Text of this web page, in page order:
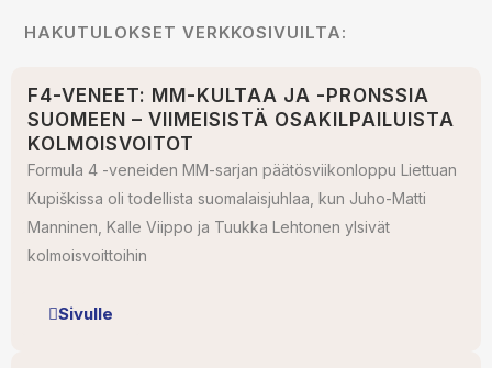
HAKUTULOKSET VERKKOSIVUILTA:
F4-VENEET: MM-KULTAA JA -PRONSSIA
SUOMEEN – VIIMEISISTÄ OSAKILPAILUISTA
KOLMOISVOITOT
Formula 4 -veneiden MM-sarjan päätösviikonloppu Liettuan
Kupiškissa oli todellista suomalaisjuhlaa, kun Juho-Matti
Manninen, Kalle Viippo ja Tuukka Lehtonen ylsivät
kolmoisvoittoihin
Sivulle